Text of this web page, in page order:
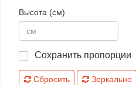
Высота (см)
Сохранить пропорции
Сбросить Зеркально